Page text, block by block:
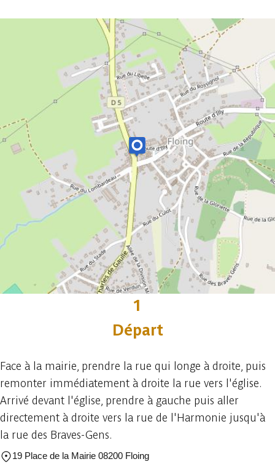
1
Départ
Face à la mairie, prendre la rue qui longe à droite, puis
remonter immédiatement à droite la rue vers l'église.
Arrivé devant l'église, prendre à gauche puis aller
directement à droite vers la rue de l'Harmonie jusqu'à
la rue des Braves-Gens.
19 Place de la Mairie 08200 Floing